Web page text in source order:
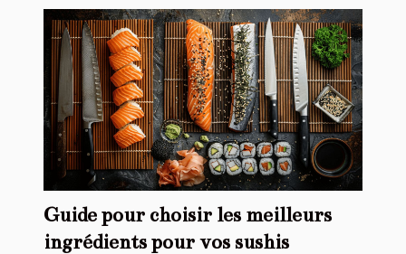
Guide pour choisir les meilleurs
ingrédients pour vos sushis